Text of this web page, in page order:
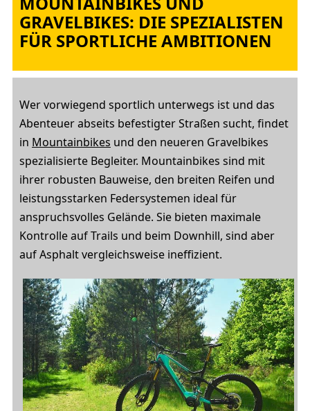
GRAVELBIKES: DIE SPEZIALISTEN
FÜR SPORTLICHE AMBITIONEN
Wer vorwiegend sportlich unterwegs ist und das
Abenteuer abseits befestigter Straßen sucht, findet
in Mountainbikes und den neueren Gravelbikes
spezialisierte Begleiter. Mountainbikes sind mit
ihrer robusten Bauweise, den breiten Reifen und
leistungsstarken Federsystemen ideal für
anspruchsvolles Gelände. Sie bieten maximale
Kontrolle auf Trails und beim Downhill, sind aber
auf Asphalt vergleichsweise ineffizient.